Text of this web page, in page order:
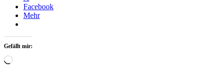
Facebook
Mehr
Gefällt mir:
Wird